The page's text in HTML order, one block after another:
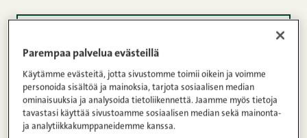
Ohje
Parempaa palvelua evästeillä
Käytämme evästeitä, jotta sivustomme toimii oikein ja voimme
personoida sisältöä ja mainoksia, tarjota sosiaalisen median
ominaisuuksia ja analysoida tietoliikennettä. Jaamme myös tietoja
tavastasi käyttää sivustoamme sosiaalisen median sekä mainonta-
ja analytiikkakumppaneidemme kanssa.